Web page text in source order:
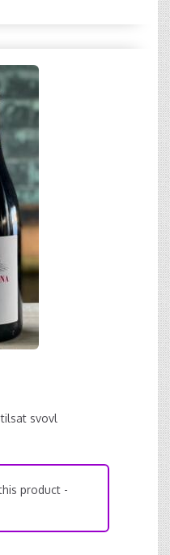
svovl
product -